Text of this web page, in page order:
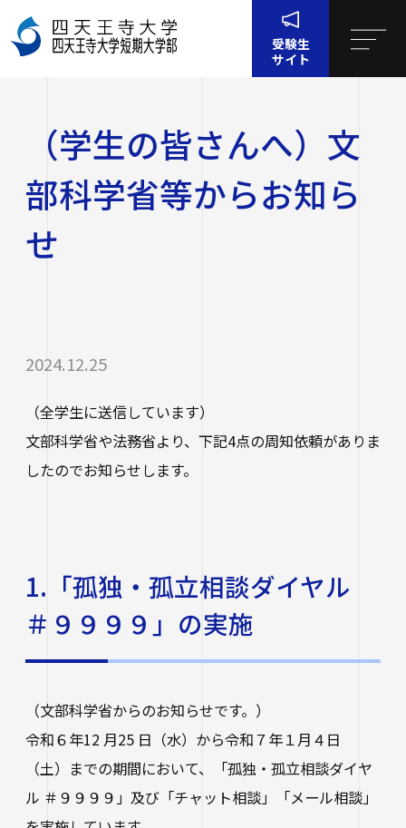
受験生
サイト
四天王寺大学について
四天王寺大学について
四天王寺大学の概要
大学学章・ロゴ・学歌・応援歌
四天王寺大学の取り組み
学校法人四天王寺学園 中長期計画
大学へのご寄付について
キャンパス・施設紹介
大学・大学院・短大
大学・大学院・短大
社会学部
教育学部
経営学部
人文社会学部（2023年度以前入学生）
生）
経営学部（2026年度以前入学生）
大学院
学生生活
学費・奨学金
奨学金
クラブ・サークル紹介
障害学生支援
学生相談室
就職・キャリア支援
教職教育推進センター
あべのハルカスサテライトキャンパス
免許・資格
卒業生紹介
進路状況
研究・社会連携
研究・社会連携
数理・データサイエンス・AI教育プログラム
高等教育推進センター
研究
公正な研究活動の推進
外部研究費（科研費等）
国際交流
国際交流
留学体験VOICE
キャンパスで国際交流
留学希望者向け情報
関連サイト
四天王寺高等学校／中学校
四天王寺東高等学校／中学校
四天王寺小学校
四天王寺大学後援会
在学生の方
保護者の方
卒業生の方
企業・一般の方
ご寄付をお考えの方へ
教職員サイト
（学生の皆さんへ）文
部科学省等からお知ら
せ
2024.12.25
（全学生に送信しています）
文部科学省や法務省より、下記4点の周知依頼がありま
したのでお知らせします。
1.「孤独・孤立相談ダイヤル
＃９９９９」の実施
（文部科学省からのお知らせです。）
令和６年12 月25 日（水）から令和７年１月４日
（土）までの期間において、「孤独・孤立相談ダイヤ
ル ＃９９９９」及び「チャット相談」「メール相談」